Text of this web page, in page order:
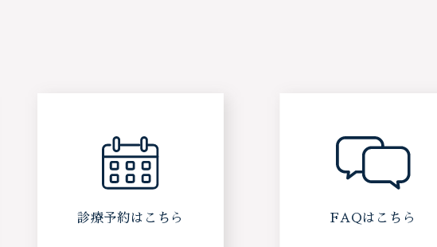
診療予約はこちら FAQはこちら